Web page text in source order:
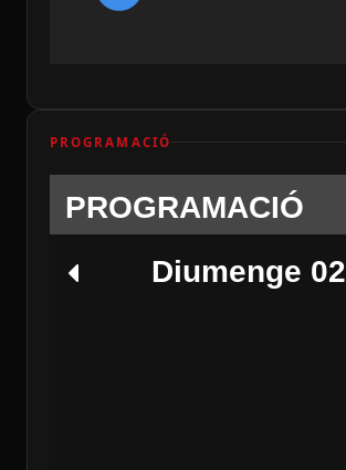
PROGRAMACIÓ
PROGRAMACIÓ
Diumenge 02